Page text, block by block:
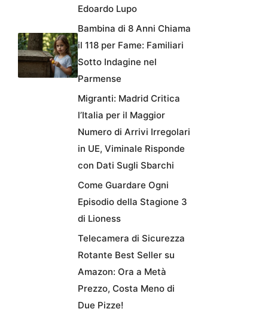
Edoardo Lupo
Bambina di 8 Anni Chiama
il 118 per Fame: Familiari
Sotto Indagine nel
Parmense
Migranti: Madrid Critica
l’Italia per il Maggior
Numero di Arrivi Irregolari
in UE, Viminale Risponde
con Dati Sugli Sbarchi
Come Guardare Ogni
Episodio della Stagione 3
di Lioness
Telecamera di Sicurezza
Rotante Best Seller su
Amazon: Ora a Metà
Prezzo, Costa Meno di
Due Pizze!